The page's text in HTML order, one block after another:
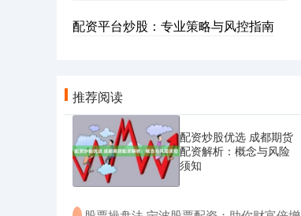
配资平台炒股：专业策略与风控指南
推荐阅读
配资炒股优选 成都期货
配资解析：概念与风险
须知